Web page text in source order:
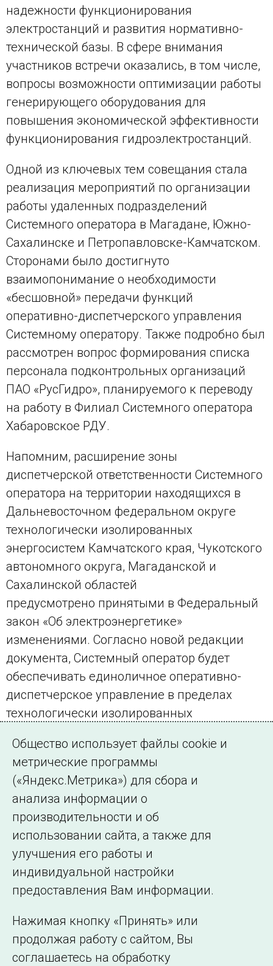
надежности функционирования
электростанций и развития нормативно-
технической базы. В сфере внимания
участников встречи оказались, в том числе,
вопросы возможности оптимизации работы
генерирующего оборудования для
повышения экономической эффективности
функционирования гидроэлектростанций.
Одной из ключевых тем совещания стала
реализация мероприятий по организации
работы удаленных подразделений
Системного оператора в Магадане, Южно-
Сахалинске и Петропавловске-Камчатском.
Сторонами было достигнуто
взаимопонимание о необходимости
«бесшовной» передачи функций
оперативно-диспетчерского управления
Системному оператору. Также подробно был
рассмотрен вопрос формирования списка
персонала подконтрольных организаций
ПАО «РусГидро», планируемого к переводу
на работу в Филиал Системного оператора
Хабаровское РДУ.
Напомним, расширение зоны
диспетчерской ответственности Системного
оператора на территории находящихся в
Дальневосточном федеральном округе
технологически изолированных
энергосистем Камчатского края, Чукотского
автономного округа, Магаданской и
Сахалинской областей
предусмотрено принятыми в Федеральный
закон «Об электроэнергетике»
изменениями. Согласно новой редакции
документа, Системный оператор будет
обеспечивать единоличное оперативно-
диспетчерское управление в пределах
технологически изолированных
2024 года.
← Все публикации
Подписаться на новости
©2005–2026 АО «СО ЕЭС»
Филиалы и
представительства
образовательной
организации
Общество использует файлы cookie и
метрические программы
(«Яндекс.Метрика») для сбора и
анализа информации о
производительности и об
использовании сайта, а также для
улучшения его работы и
индивидуальной настройки
предоставления Вам информации.
Нажимая кнопку «Принять» или
продолжая работу с сайтом, Вы
соглашаетесь на обработку